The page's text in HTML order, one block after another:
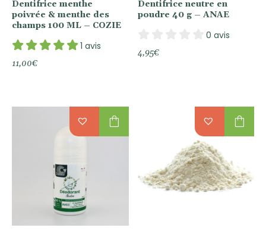
Dentifrice menthe
poivrée & menthe des
champs 100 ML – COZIE
1 avis
11,00€
Dentifrice neutre en
poudre 40 g – ANAE
0 avis
4,95€
shopping_bag shopping_bag